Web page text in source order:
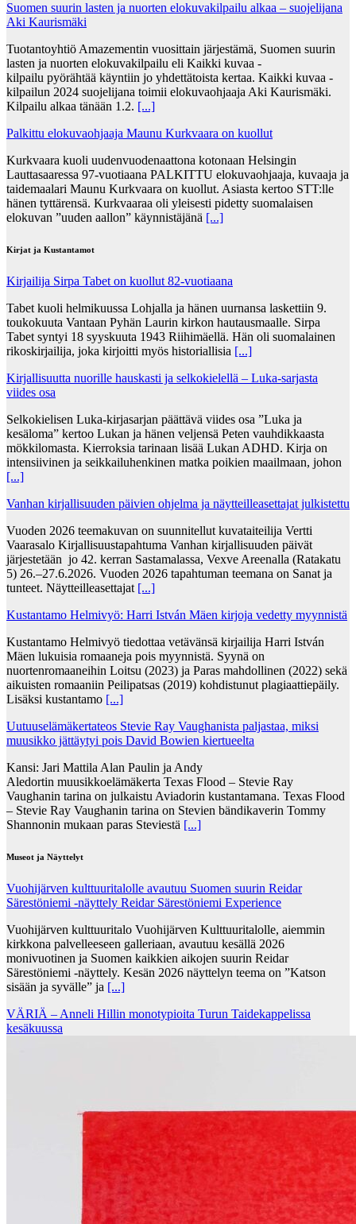
Suomen suurin lasten ja nuorten elokuvakilpailu alkaa – suojelijana
Aki Kaurismäki
Tuotantoyhtiö Amazementin vuosittain järjestämä, Suomen suurin
lasten ja nuorten elokuvakilpailu eli Kaikki kuvaa -
kilpailu pyörähtää käyntiin jo yhdettätoista kertaa. Kaikki kuvaa -
kilpailun 2024 suojelijana toimii elokuvaohjaaja Aki Kaurismäki.
Kilpailu alkaa tänään 1.2. [...]
Palkittu elokuvaohjaaja Maunu Kurkvaara on kuollut
Kurkvaara kuoli uudenvuodenaattona kotonaan Helsingin
Lauttasaaressa 97-vuotiaana PALKITTU elokuvaohjaaja, kuvaaja ja
taidemaalari Maunu Kurkvaara on kuollut. Asiasta kertoo STT:lle
hänen tyttärensä. Kurkvaaraa oli yleisesti pidetty suomalaisen
elokuvan ”uuden aallon” käynnistäjänä [...]
Kirjat ja Kustantamot
Kirjailija Sirpa Tabet on kuollut 82-vuotiaana
Tabet kuoli helmikuussa Lohjalla ja hänen uurnansa laskettiin 9.
toukokuuta Vantaan Pyhän Laurin kirkon hautausmaalle. Sirpa
Tabet syntyi 18 syyskuuta 1943 Riihimäellä. Hän oli suomalainen
rikoskirjailija, joka kirjoitti myös historiallisia [...]
Kirjallisuutta nuorille hauskasti ja selkokielellä – Luka-sarjasta
viides osa
Selkokielisen Luka-kirjasarjan päättävä viides osa ”Luka ja
kesäloma” kertoo Lukan ja hänen veljensä Peten vauhdikkaasta
mökkilomasta. Kierroksia tarinaan lisää Lukan ADHD. Kirja on
intensiivinen ja seikkailuhenkinen matka poikien maailmaan, johon
[...]
Vanhan kirjallisuuden päivien ohjelma ja näytteilleasettajat julkistettu
Vuoden 2026 teemakuvan on suunnitellut kuvataiteilija Vertti
Vaarasalo Kirjallisuustapahtuma Vanhan kirjallisuuden päivät
järjestetään jo 42. kerran Sastamalassa, Vexve Areenalla (Ratakatu
5) 26.–27.6.2026. Vuoden 2026 tapahtuman teemana on Sanat ja
tunteet. Näytteilleasettajat [...]
Kustantamo Helmivyö: Harri István Mäen kirjoja vedetty myynnistä
Kustantamo Helmivyö tiedottaa vetävänsä kirjailija Harri István
Mäen lukuisia romaaneja pois myynnistä. Syynä on
nuortenromaaneihin Loitsu (2023) ja Paras mahdollinen (2022) sekä
aikuisten romaaniin Peilipatsas (2019) kohdistunut plagiaattiepäily.
Lisäksi kustantamo [...]
Uutuuselämäkertateos Stevie Ray Vaughanista paljastaa, miksi
muusikko jättäytyi pois David Bowien kiertueelta
Kansi: Jari Mattila Alan Paulin ja Andy
Aledortin muusikkoelämäkerta Texas Flood – Stevie Ray
Vaughanin tarina on julkaistu Aviadorin kustantamana. Texas Flood
– Stevie Ray Vaughanin tarina on Stevien bändikaverin Tommy
Shannonin mukaan paras Steviestä [...]
Museot ja Näyttelyt
Vuohijärven kulttuuritalolle avautuu Suomen suurin Reidar
Särestöniemi -näyttely Reidar Särestöniemi Experience
Vuohijärven kulttuuritalo Vuohijärven Kulttuuritalolle, aiemmin
kirkkona palvelleeseen galleriaan, avautuu kesällä 2026
monivuotinen ja Suomen kaikkien aikojen suurin Reidar
Särestöniemi -näyttely. Kesän 2026 näyttelyn teema on ”Katson
sisään ja syvälle” ja [...]
VÄRIÄ – Anneli Hillin monotypioita Turun Taidekappelissa
kesäkuussa